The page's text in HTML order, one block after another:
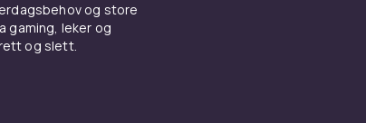
og store
gaming, leker og
og slett.